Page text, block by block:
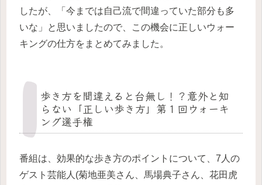
したが、「今までは自己流で間違っていた部分も多
いな」と思いましたので、この機会に正しいウォー
キングの仕方をまとめてみました。
歩き方を間違えると台無し！？意外と知
らない「正しい歩き方」第１回ウォーキ
ング選手権
番組は、効果的な歩き方のポイントについて、7人の
ゲスト芸能人(菊地亜美さん、馬場典子さん、花田虎